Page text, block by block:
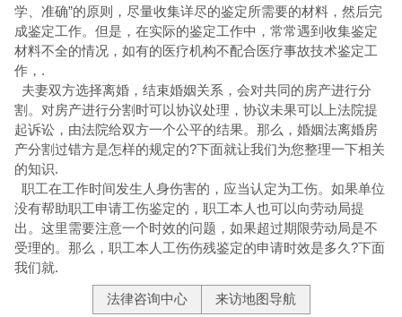
学、准确”的原则，尽量收集详尽的鉴定所需要的材料，然后完
成鉴定工作。但是，在实际的鉴定工作中，常常遇到收集鉴定
材料不全的情况，如有的医疗机构不配合医疗事故技术鉴定工
作，.
夫妻双方选择离婚，结束婚姻关系，会对共同的房产进行分
割。对房产进行分割时可以协议处理，协议未果可以上法院提
起诉讼，由法院给双方一个公平的结果。那么，婚姻法离婚房
产分割过错方是怎样的规定的?下面就让我们为您整理一下相关
的知识.
职工在工作时间发生人身伤害的，应当认定为工伤。如果单位
没有帮助职工申请工伤鉴定的，职工本人也可以向劳动局提
出。这里需要注意一个时效的问题，如果超过期限劳动局是不
受理的。那么，职工本人工伤伤残鉴定的申请时效是多久?下面
我们就.
法律咨询中心 来访地图导航